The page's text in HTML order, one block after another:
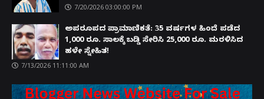
7/20/2026 03:00:00 PM
ಅಪರೂಪದ ಪ್ರಾಮಾಣಿಕತೆ: 35 ವರ್ಷಗಳ ಹಿಂದೆ ಪಡೆದ
1,000 ರೂ. ಸಾಲಕ್ಕೆ ಬಡ್ಡಿ ಸೇರಿಸಿ 25,000 ರೂ. ಮರಳಿಸಿದ
ಹಳೇ ಸ್ನೇಹಿತ!
7/13/2026 11:11:00 AM